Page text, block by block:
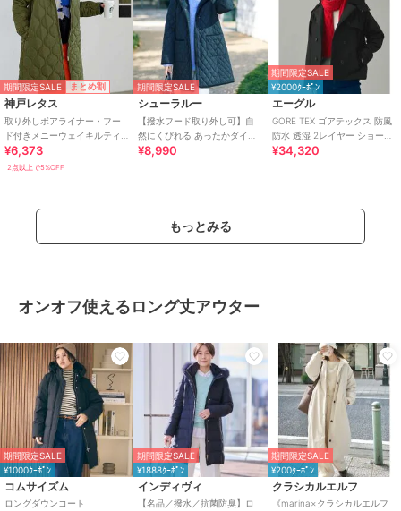
期間限定SALE まとめ割
神戸レタス
取り外しボアライナー・フー
ド付きメニーウェイキルティ
ング中綿コート [K1153]
¥6,373
2点以上で5%OFF
期間限定SALE
シューラルー
【撥水フード取り外し可】自
然にくびれる あったかダイヤ
柄キルトコート【CIRCRIC】
¥8,990
期間限定SALE
¥2000ｸｰﾎﾟﾝ
エーグル
GORE TEX ゴアテックス 防風
防水 透湿 2レイヤー ショート
トレンチコート / フード脱着
¥34,320
もっとみる
オンオフ使えるロング丈アウター
期間限定SALE
¥1000ｸｰﾎﾟﾝ
コムサイズム
ロングダウンコート
期間限定SALE
¥1888ｸｰﾎﾟﾝ
インディヴィ
【名品／撥水／抗菌防臭】ロ
期間限定SALE
¥200ｸｰﾎﾟﾝ
クラシカルエルフ
《marina×クラシカルエルフ